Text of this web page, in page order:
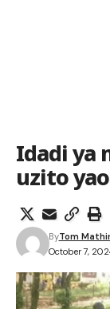
Idadi ya
uzito
October 7,
ByTom